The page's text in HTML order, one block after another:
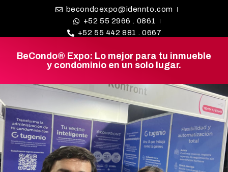
becondoexpo@idennto.com
+52 55 2966 . 0861
+52 55 442 881 . 0667
BeCondo® Expo: Lo mejor para tu inmueble
y condominio en un solo lugar.
BE CONDO
PROVEEDORES
¿BUSCAS
PROVEEDOR?
EXPOS
BLOG